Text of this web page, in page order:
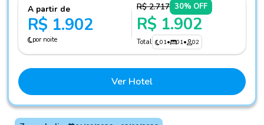
A partir de
R$ 1.902
por noite
R$ 2.717 30% OFF
R$ 1.902
Total 01• 01• 02
Ver Hotel